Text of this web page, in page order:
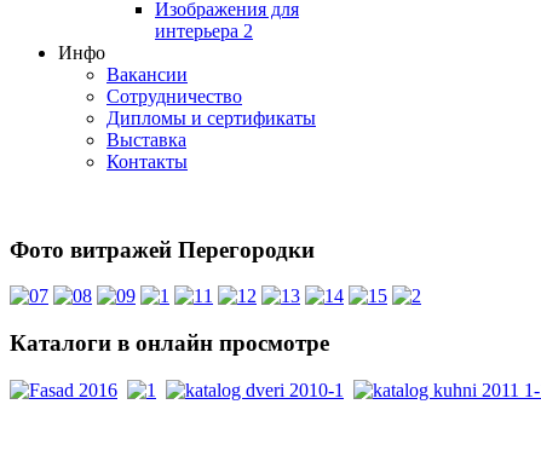
Изображения для
интерьера 2
Инфо
Вакансии
Сотрудничество
Дипломы и сертификаты
Выставка
Контакты
Фото витражей Перегородки
Каталоги в онлайн просмотре